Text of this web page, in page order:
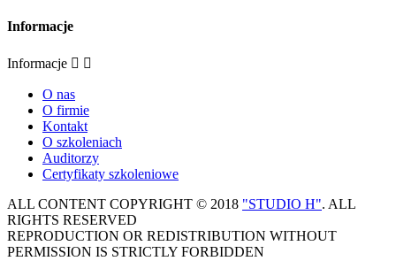
Informacje
Informacje  
O nas
O firmie
Kontakt
O szkoleniach
Auditorzy
Certyfikaty szkoleniowe
ALL CONTENT COPYRIGHT © 2018 "STUDIO H". ALL
RIGHTS RESERVED
REPRODUCTION OR REDISTRIBUTION WITHOUT
PERMISSION IS STRICTLY FORBIDDEN